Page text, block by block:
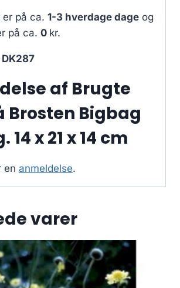
på ca. 1-3 hverdage dage og
på ca. 0 kr.
DK287
af Brugte
Brosten Bigbag
14 x 21 x 14 cm
en anmeldelse.
varer